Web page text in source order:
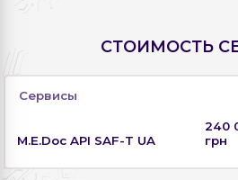
СТОИМОСТЬ
Сервисы
M.E.Doc API SAF-T UA
240
грн